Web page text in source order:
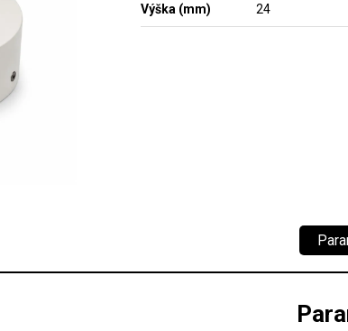
Výška (mm) 24